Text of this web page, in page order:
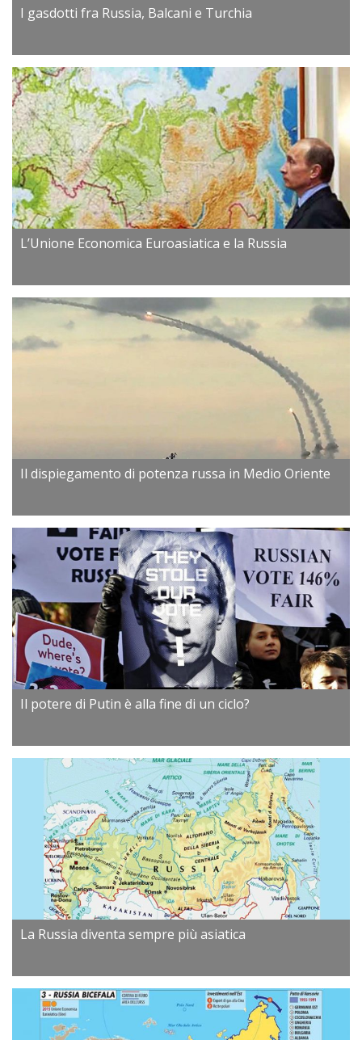
I gasdotti fra Russia, Balcani e Turchia
L’Unione Economica Euroasiatica e la Russia
Il dispiegamento di potenza russa in Medio Oriente
Il potere di Putin è alla fine di un ciclo?
La Russia diventa sempre più asiatica